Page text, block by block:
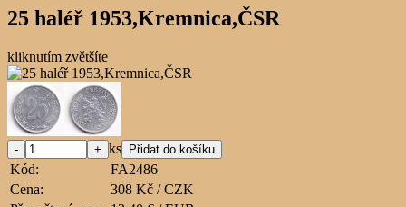
25 haléř 1953,Kremnica,ČSR
kliknutím zvětšíte
ks
Kód:
FA2486
Cena:
308 Kč / CZK